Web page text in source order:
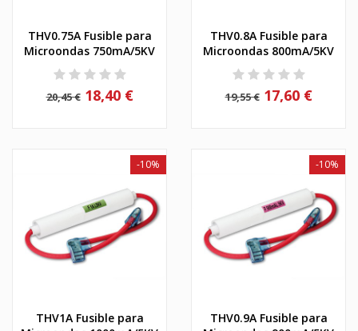
THV0.75A Fusible para
Microondas 750mA/5KV
20,45 € 18,40 €
THV0.8A Fusible para
Microondas 800mA/5KV
19,55 € 17,60 €
THV1A Fusible para
-10%
THV0.9A Fusible para
-10%